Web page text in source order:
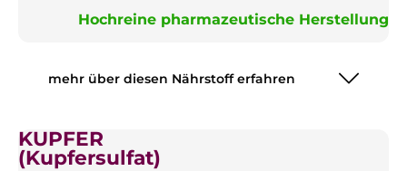
Hochreine pharmazeutische Herstellung
mehr über diesen Nährstoff erfahren
KUPFER
(Kupfersulfat)